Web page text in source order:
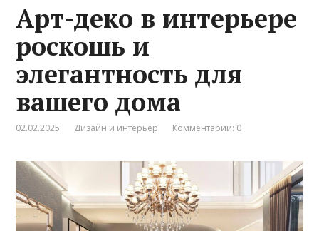
Арт-деко в интерьере
роскошь и
элегантность для
вашего дома
02.02.2025 Дизайн и интерьер Комментарии: 0